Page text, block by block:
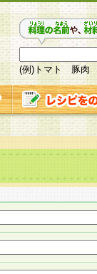
(例)トマト 豚肉